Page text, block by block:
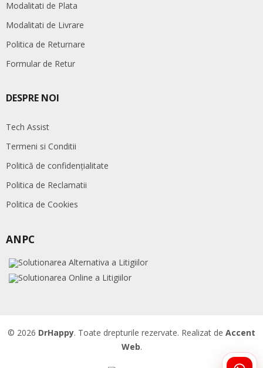
Modalitati de Plata
Modalitati de Livrare
Politica de Returnare
Formular de Retur
DESPRE NOI
Tech Assist
Termeni si Conditii
Politică de confidențialitate
Politica de Reclamatii
Politica de Cookies
ANPC
© 2026 DrHappy. Toate drepturile rezervate. Realizat de Accent
Web.